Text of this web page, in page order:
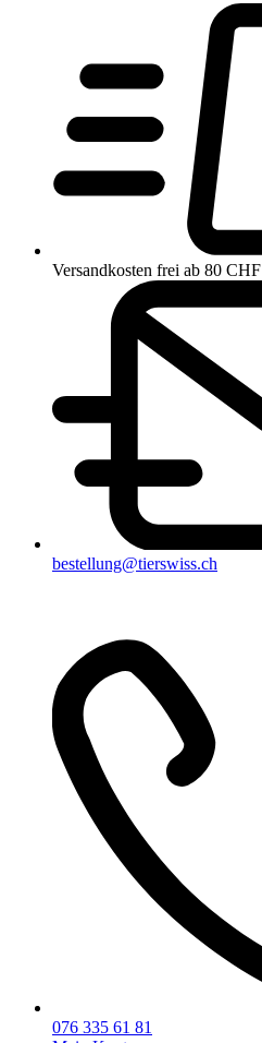
Versandkosten frei ab 80 CHF
bestellung@tierswiss.ch
076 335 61 81